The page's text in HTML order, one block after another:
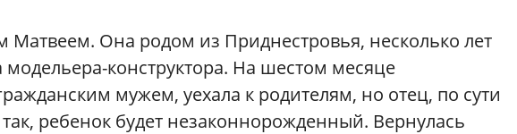
Она родом из Приднестровья, несколько лет
конструктора. На шестом месяце
мужем, уехала к родителям, но отец, по сути
ребенок будет незаконнорожденный. Вернулась